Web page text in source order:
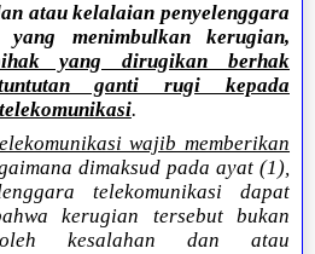
atau kelalaian penyelenggara
yang menimbulkan kerugian,
yang dirugikan berhak
ganti rugi kepada
.
wajib memberikan
dimaksud pada ayat (1),
telekomunikasi dapat
kerugian tersebut bukan
kesalahan dan atau